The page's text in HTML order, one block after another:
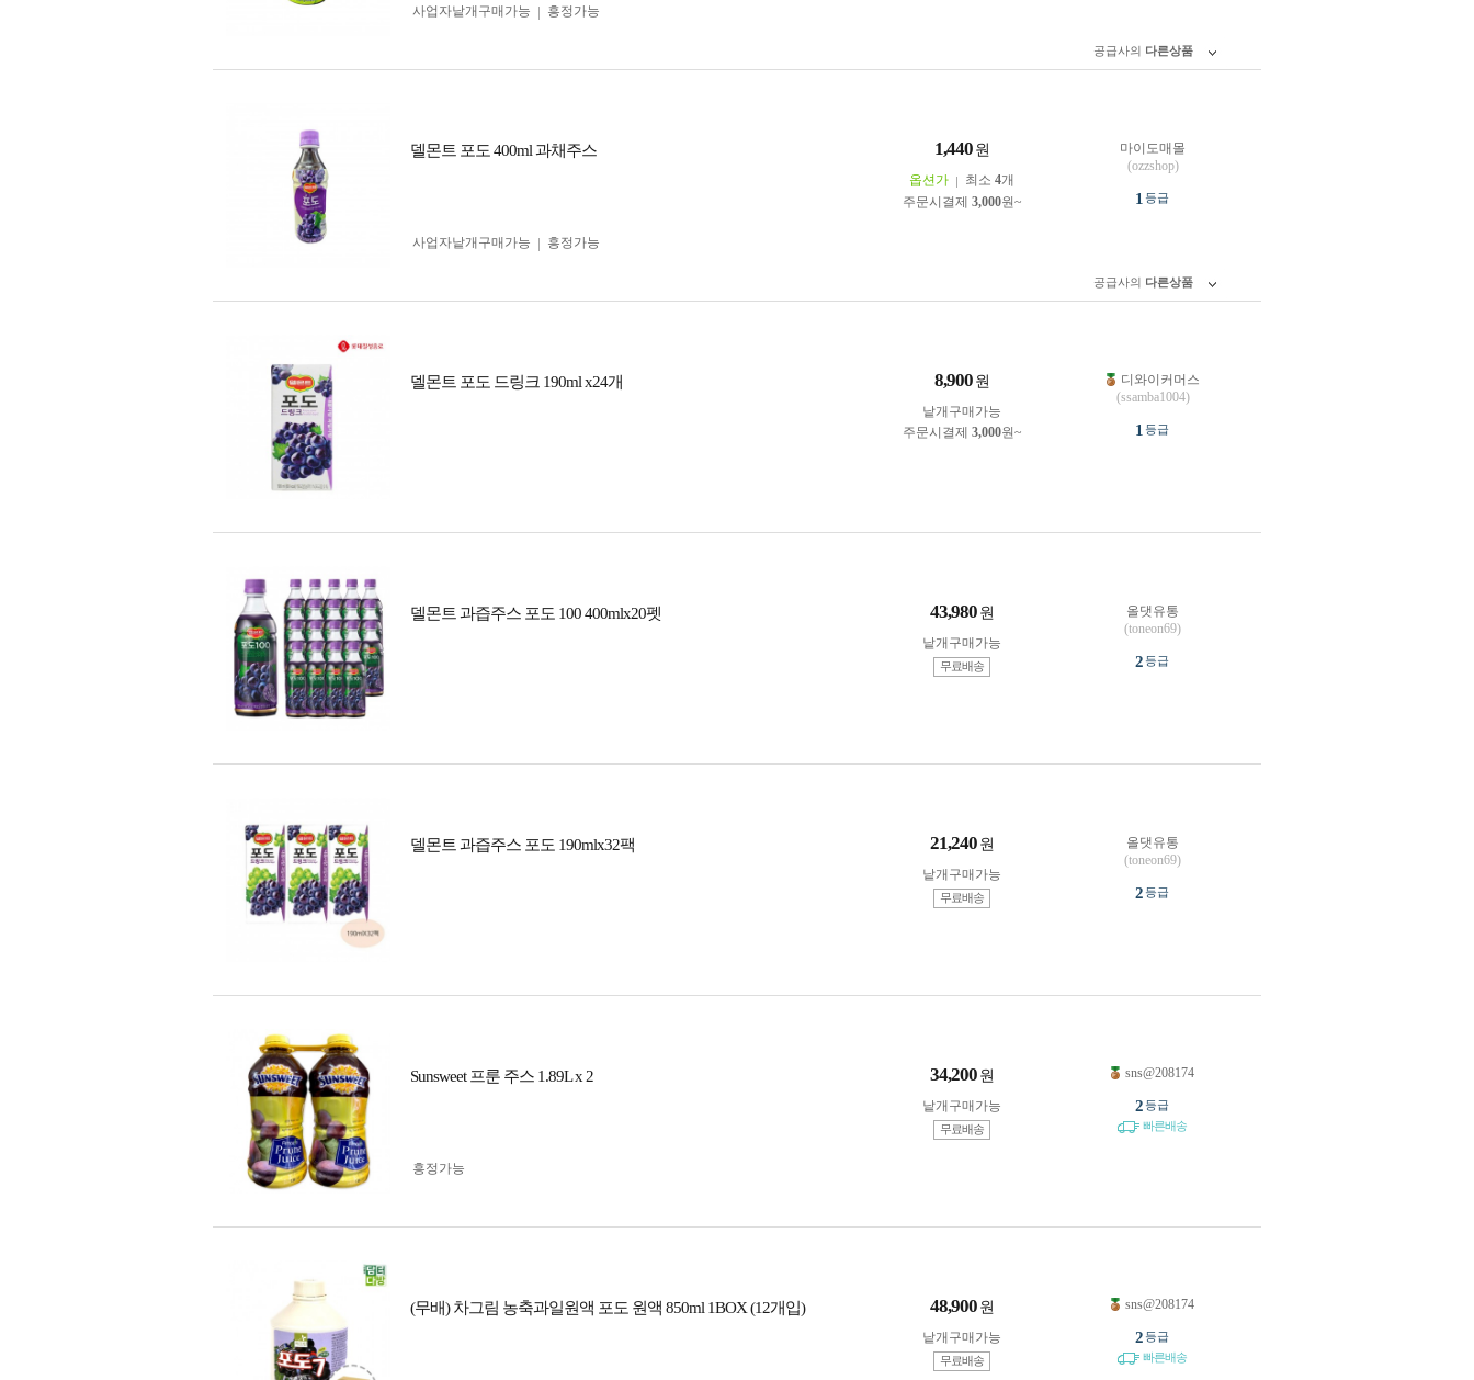
사업자 낱개구매가능 흥정가능
공급사의 다른상품
델몬트 포도 400ml 과채주스 1,440 원
옵션가 최소 4개
주문시결제 3,000원~
사업자 낱개구매가능 흥정가능
마이도매몰
(ozzshop)
1 등급
공급사의 다른상품
델몬트 포도 드링크 190ml x24개 8,900 원
낱개구매가능
주문시결제 3,000원~
디와이커머스
(ssamba1004)
1 등급
델몬트 과즙주스 포도 100 400mlx20펫 43,980 원
낱개구매가능
무료배송
올댓유통
(toneon69)
2등급
델몬트 과즙주스 포도 190mlx32팩 21,240 원
낱개구매가능
무료배송
올댓유통
(toneon69)
2등급
Sunsweet 프룬 주스 1.89L x 2 34,200 원
낱개구매가능
무료배송
흥정가능
sns@208174
2등급
빠른배송
(무배) 차그림 농축과일원액 포도 원액 850ml 1BOX (12개입) 48,900 원
낱개구매가능
무료배송
sns@208174
2등급
빠른배송